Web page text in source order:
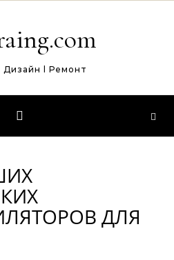
Дизайн l Ремонт
ДЛЯ